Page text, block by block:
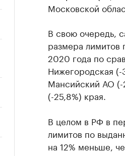
Московской
В свою очередь,
размера лимитов
2020 года по
Нижегородская (-
Мансийский АО (-
(-25,8%) края.
В целом в РФ в
лимитов по
на 12% меньше,